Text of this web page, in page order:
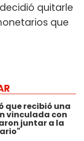
quitarle
que
que recibió una
vinculada con
juntar a la